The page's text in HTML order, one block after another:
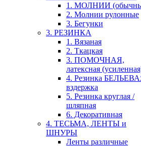
1. МОЛНИИ
2. Молнии рулонные
3. Бегунки
3. РЕЗИНКА
1. Вязаная
2. Ткацкая
3. ПОМОЧНАЯ,
латексная
4. Резинка
вздержка
5. Резинка круглая /
шляпная
6. Декоративная
4. ТЕСЬМА, ЛЕНТЫ и
ШНУРЫ
Ленты различные